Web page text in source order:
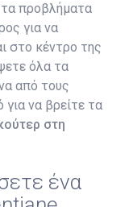
προβλήματα
για να
στο κέντρο της
όλα τα
από τους
να βρείτε τα
στη
ένα